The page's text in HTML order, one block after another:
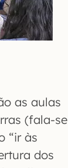
as aulas
(fala-se
“ir às
dos